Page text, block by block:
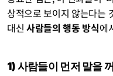
상적으로 보이지 않는다는
대신 사람들의 행동 방식에
1) 사람들이 먼저 말을